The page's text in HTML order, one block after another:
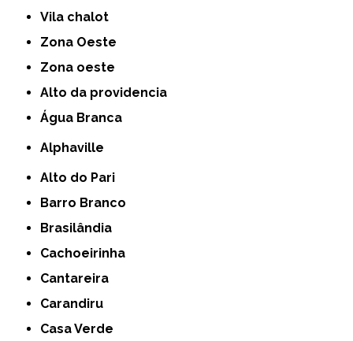
Vila chalot
Zona Oeste
Zona oeste
alto da providencia
Água Branca
Alphaville
Alto do Pari
Barro Branco
Brasilândia
Cachoeirinha
Cantareira
Carandiru
Casa Verde